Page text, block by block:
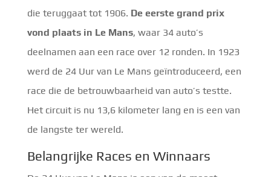
die teruggaat tot 1906. De eerste grand prix
vond plaats in Le Mans, waar 34 auto’s
deelnamen aan een race over 12 ronden. In 1923
werd de 24 Uur van Le Mans geïntroduceerd, een
race die de betrouwbaarheid van auto’s testte.
Het circuit is nu 13,6 kilometer lang en is een van
de langste ter wereld.
Belangrijke Races en Winnaars